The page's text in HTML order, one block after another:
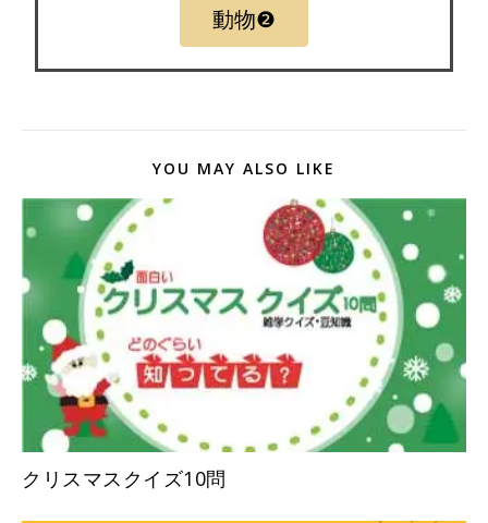
動物❷
YOU MAY ALSO LIKE
クリスマスクイズ10問